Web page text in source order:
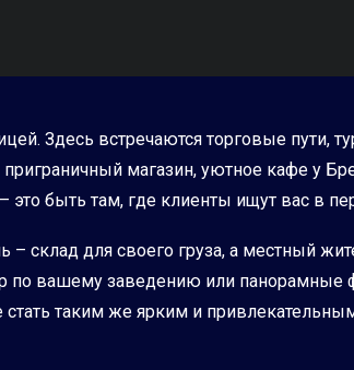
Здесь встречаются торговые пути,
магазин, уютное кафе у
быть там, где клиенты ищут вас в
– склад для своего груза, а местный
по вашему заведению или
таким же ярким и